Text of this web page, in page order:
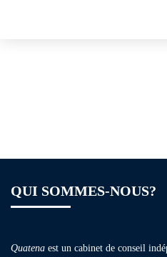
QUI SOMMES-NOUS?
Quatena est un cabinet de conseil